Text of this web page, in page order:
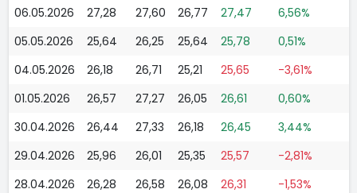
06.05.2026
27,28 27,60 26,77 27,47
6,56%
05.05.2026
25,64 26,25 25,64 25,78
0,51%
04.05.2026
26,18 26,71 25,21 25,65
-3,61%
01.05.2026
26,57 27,27 26,05 26,61
0,60%
30.04.2026
26,44 27,33 26,18 26,45
3,44%
29.04.2026
25,96 26,01 25,35 25,57
-2,81%
28.04.2026
26,28 26,58 26,08 26,31
-1,53%